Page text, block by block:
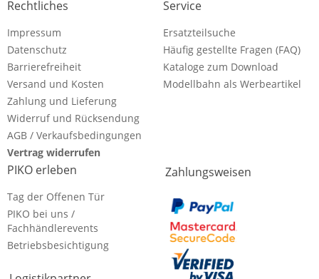
Rechtliches
Impressum
Datenschutz
Barrierefreiheit
Versand und Kosten
Zahlung und Lieferung
Widerruf und Rücksendung
AGB / Verkaufsbedingungen
Vertrag widerrufen
Service
Ersatzteilsuche
Häufig gestellte Fragen (FAQ)
Kataloge zum Download
Modellbahn als Werbeartikel
PIKO erleben
Tag der Offenen Tür
PIKO bei uns /
Fachhändlerevents
Betriebsbesichtigung
Zahlungsweisen